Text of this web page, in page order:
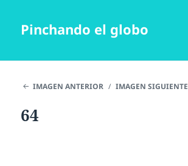
Pinchando el globo
IMAGEN ANTERIOR
IMAGEN SIGUIENTE
64